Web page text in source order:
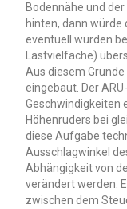
Bodennähe und
hinten, dann würde
eventuell würden
Lastvielfache)
Aus diesem
eingebaut. Der
Geschwindigkeiten
Höhenruders bei
diese Aufgabe
Ausschlagwinkel
Abhängigkeit von
verändert werden.
zwischen dem